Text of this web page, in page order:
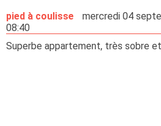
pied à coulisse
mercredi 04
08:40
Superbe appartement, très sobre